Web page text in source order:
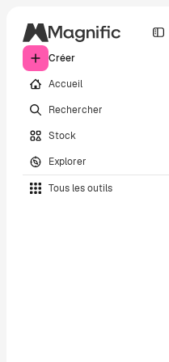
Créer
Accueil
Rechercher
Stock
Explorer
Tous les outils